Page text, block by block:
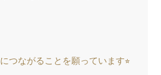
つながることを願っています⭐︎